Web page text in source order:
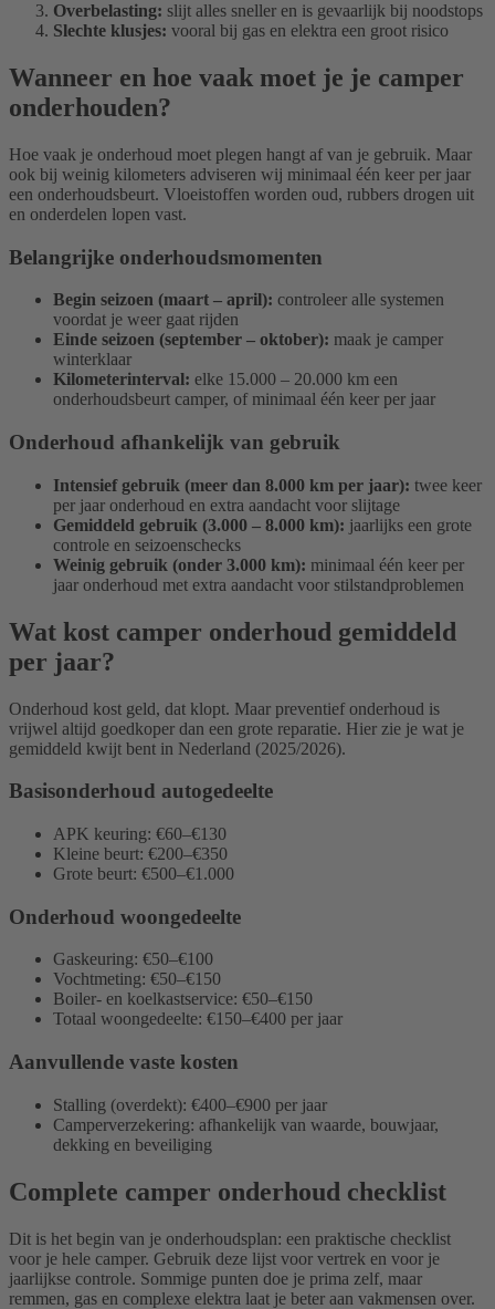
Overbelasting: slijt alles sneller en is gevaarlijk bij noodstops
Slechte klusjes: vooral bij gas en elektra een groot risico
Wanneer en hoe vaak moet je je camper
onderhouden?
Hoe vaak je onderhoud moet plegen hangt af van je gebruik. Maar
ook bij weinig kilometers adviseren wij minimaal één keer per jaar
een onderhoudsbeurt. Vloeistoffen worden oud, rubbers drogen uit
en onderdelen lopen vast.
Belangrijke onderhoudsmomenten
Begin seizoen (maart – april): controleer alle systemen
voordat je weer gaat rijden
Einde seizoen (september – oktober): maak je camper
winterklaar
Kilometerinterval: elke 15.000 – 20.000 km een
onderhoudsbeurt camper, of minimaal één keer per jaar
Onderhoud afhankelijk van gebruik
Intensief gebruik (meer dan 8.000 km per jaar): twee keer
per jaar onderhoud en extra aandacht voor slijtage
Gemiddeld gebruik (3.000 – 8.000 km): jaarlijks een grote
controle en seizoenschecks
Weinig gebruik (onder 3.000 km): minimaal één keer per
jaar onderhoud met extra aandacht voor stilstandproblemen
Wat kost camper onderhoud gemiddeld
per jaar?
Onderhoud kost geld, dat klopt. Maar preventief onderhoud is
vrijwel altijd goedkoper dan een grote reparatie. Hier zie je wat je
gemiddeld kwijt bent in Nederland (2025/2026).
Basisonderhoud autogedeelte
APK keuring: €60–€130
Kleine beurt: €200–€350
Grote beurt: €500–€1.000
Onderhoud woongedeelte
Gaskeuring: €50–€100
Vochtmeting: €50–€150
Boiler- en koelkastservice: €50–€150
Totaal woongedeelte: €150–€400 per jaar
Aanvullende vaste kosten
Stalling (overdekt): €400–€900 per jaar
Camperverzekering: afhankelijk van waarde, bouwjaar,
dekking en beveiliging
Complete camper onderhoud checklist
Dit is het begin van je onderhoudsplan: een praktische checklist
voor je hele camper. Gebruik deze lijst voor vertrek en voor je
jaarlijkse controle. Sommige punten doe je prima zelf, maar
remmen, gas en complexe elektra laat je beter aan vakmensen over.